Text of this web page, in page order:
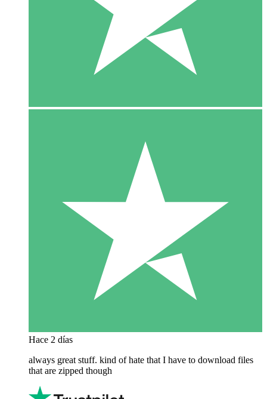
Hace 2 días
always great stuff. kind of hate that I have to download files
that are zipped though